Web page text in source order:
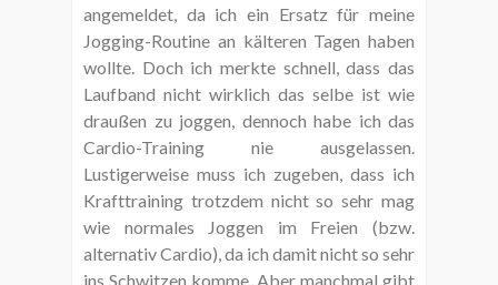
angemeldet, da ich ein Ersatz für meine
Jogging-Routine an kälteren Tagen haben
wollte. Doch ich merkte schnell, dass das
Laufband nicht wirklich das selbe ist wie
draußen zu joggen, dennoch habe ich das
Cardio-Training nie ausgelassen.
Lustigerweise muss ich zugeben, dass ich
Krafttraining trotzdem nicht so sehr mag
wie normales Joggen im Freien (bzw.
alternativ Cardio), da ich damit nicht so sehr
ins Schwitzen komme. Aber manchmal gibt